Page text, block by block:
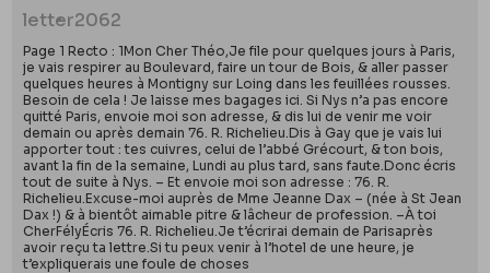
letter2062
Page 1 Recto : 1Mon Cher Théo,Je file pour quelques jours à Paris,
je vais respirer au Boulevard, faire un tour de Bois, & aller passer
quelques heures à Montigny sur Loing dans les feuillées rousses.
Besoin de cela ! Je laisse mes bagages ici. Si Nys n’a pas encore
quitté Paris, envoie moi son adresse, & dis lui de venir me voir
demain ou après demain 76. R. Richelieu.Dis à Gay que je vais lui
apporter tout : tes cuivres, celui de l’abbé Grécourt, & ton bois,
avant la fin de la semaine, Lundi au plus tard, sans faute.Donc écris
tout de suite à Nys. – Et envoie moi son adresse : 76. R.
Richelieu.Excuse-moi auprès de Mme Jeanne Dax – (née à St Jean
Dax !) & à bientôt aimable pitre & lâcheur de profession. –À toi
CherFélyÉcris 76. R. Richelieu.Je t’écrirai demain de Parisaprès
avoir reçu ta lettre.Si tu peux venir à l’hotel de une heure, je
t’expliquerais une foule de choses